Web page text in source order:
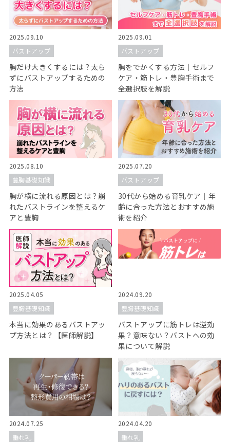
2025.09.10
バストアップ
胸だけ大きくするには？太ら
ずにバストアップするための
方法
2025.09.01
バストアップ
胸をでかくする方法｜セルフ
ケア・筋トレ・豊胸手術まで
全選択肢を解説
2025.08.10
豊胸基礎知識
胸が横に流れる原因とは？崩
れたバストラインを整えるケ
アと豊胸
2025.07.20
バストアップ
30代から始める育乳ケア｜年
齢に合った方法とおすすめ施
術を紹介
2025.04.05
豊胸基礎知識
本当に効果のあるバストアッ
プ方法とは？【医師解説】
2024.09.20
豊胸基礎知識
バストアップに筋トレは逆効
果？意味ない？バストへの効
果について解説
2024.07.25
垂れ乳
2024.04.20
垂れ乳